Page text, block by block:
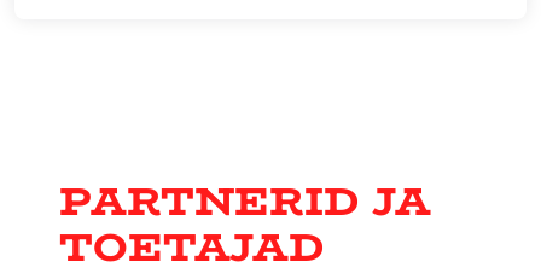
PARTNERID JA
TOETAJAD